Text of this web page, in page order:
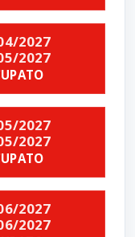
2027
2027
2027
2027
2027
2027